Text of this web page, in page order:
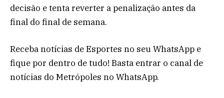
decisão e tenta reverter a penalização antes da
final do final de semana.
Receba notícias de Esportes no seu WhatsApp e
fique por dentro de tudo! Basta entrar o canal de
notícias do Metrópoles no WhatsApp.